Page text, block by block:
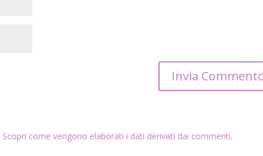
Scopri come vengono elaborati i dati derivati dai commenti.